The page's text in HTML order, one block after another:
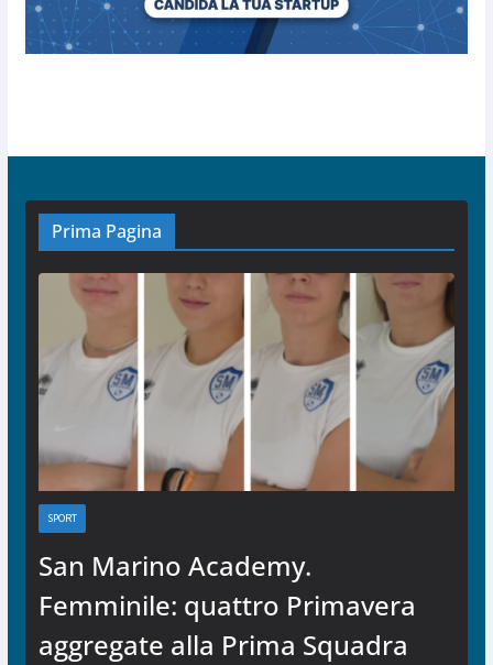
Prima Pagina
SPORT
San Marino Academy.
Femminile: quattro Primavera
aggregate alla Prima Squadra